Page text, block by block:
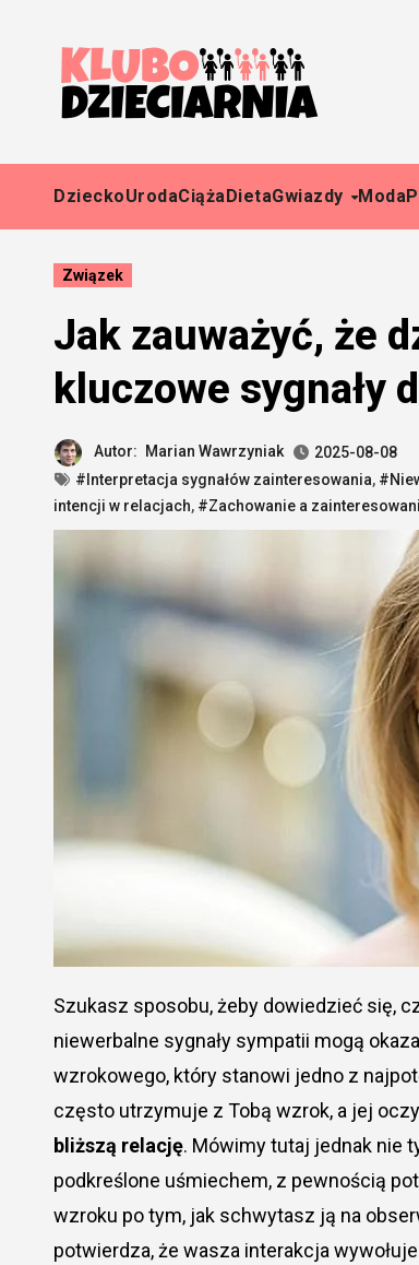
DzieckoUrodaCiążaDietaGwiazdy Moda
Związek
Jak zauważyć, że
kluczowe sygnały
Autor: Marian Wawrzyniak
2025-08-08
#Interpretacja sygnałów zainteresowania,
intencji w relacjach, #Zachowanie a
Szukasz sposobu, żeby dowiedzieć się, czy podobasz się dziewczynie? Ciała zdradzają więcej niż słowa, a
niewerbalne sygnały sympatii mogą
wzrokowego, który stanowi jedno z
często utrzymuje z Tobą wzrok, a jej
bliższą relację. Mówimy tutaj jednak nie
podkreślone uśmiechem, z pewnością
wzroku po tym, jak schwytasz ją na
potwierdza, że wasza interakcja